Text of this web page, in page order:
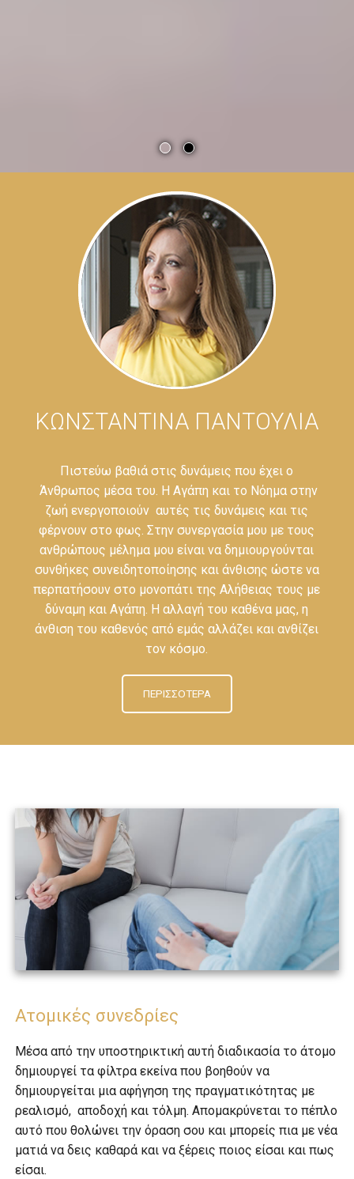
ΚΩΝΣΤΑΝΤΊΝΑ ΠΑΝΤΟΎΛΙΑ
Πιστεύω βαθιά στις δυνάμεις που έχει ο
Άνθρωπος μέσα του. Η Αγάπη και το Νόημα στην
ζωή ενεργοποιούν αυτές τις δυνάμεις και τις
φέρνουν στο φως. Στην συνεργασία μου με τους
ανθρώπους μέλημα μου είναι να δημιουργούνται
συνθήκες συνειδητοποίησης και άνθισης ώστε να
περπατήσουν στο μονοπάτι της Αλήθειας τους με
δύναμη και Αγάπη. Η αλλαγή του καθένα μας, η
άνθιση του καθενός από εμάς αλλάζει και ανθίζει
τον κόσμο.
ΠΕΡΙΣΣΌΤΕΡΑ
Ατομικές συνεδρίες
Μέσα από την υποστηρικτική αυτή διαδικασία το άτομο
δημιουργεί τα φίλτρα εκείνα που βοηθούν να
δημιουργείται μια αφήγηση της πραγματικότητας με
ρεαλισμό, αποδοχή και τόλμη. Απομακρύνεται το πέπλο
αυτό που θολώνει την όραση σου και μπορείς πια με νέα
ματιά να δεις καθαρά και να ξέρεις ποιος είσαι και πως
είσαι.